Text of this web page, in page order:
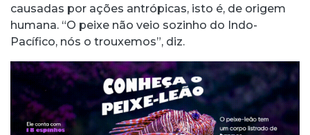
causadas por ações antrópicas, isto é, de origem
humana. “O peixe não veio sozinho do Indo-
Pacífico, nós o trouxemos”, diz.